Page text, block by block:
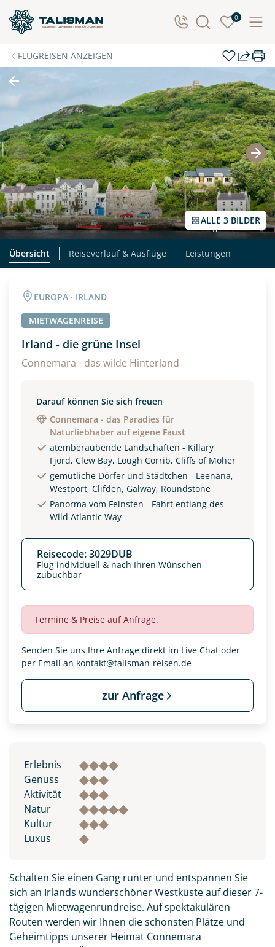
0
FLUGREISEN ANZEIGEN
ALLE 3 BILDER
© Big Smoke Studio
Übersicht Reiseverlauf & Ausflüge Leistungen
EUROPA · IRLAND
MIETWAGENREISE
Irland - die grüne Insel
Connemara - das wilde Hinterland
Darauf können Sie sich freuen
Connemara - das Paradies für
Naturliebhaber auf eigene Faust
atemberaubende Landschaften - Killary
Fjord, Clew Bay, Lough Corrib, Cliffs of Moher
gemütliche Dörfer und Städtchen - Leenana,
Westport, Clifden, Galway, Roundstone
Panorma vom Feinsten - Fahrt entlang des
Wild Atlantic Way
Reisecode: 3029DUB
Flug individuell & nach Ihren Wünschen
zubuchbar
Termine & Preise auf Anfrage.
Senden Sie uns Ihre Anfrage direkt im Live Chat oder
per Email an kontakt@talisman-reisen.de
zur Anfrage
Erlebnis
Genuss
Aktivität
Natur
Kultur
Luxus
Schalten Sie einen Gang runter und entspannen Sie
sich an Irlands wunderschöner Westküste auf dieser 7-
tägigen Mietwagenrundreise. Auf spektakulären
Routen werden wir Ihnen die schönsten Plätze und
Geheimtipps unserer Heimat Connemara
Individuelle Anfrage
Herzlichen Dank für Ihre Kontaktaufnahme! Ihr Urlaub
- so individuell wie Sie. Teilen Sie uns Ihre
Wunschtermine für die Reise mit. Wir prüfen die
Verfügbarkeit und kontaktieren Sie, um alles Weitere
zu besprechen. Gemeinsam gestalten wir Ihre
Traumreise.
Persönliche Daten
Vorname Nachname
E-Mail* Telefon
Alter
Unterkunft
EZ Familienzimmer
Reisebeginn
Option 2
Weitere Informationen
geschickt. Mit Absenden des Formulars, erklären Sie, dass
Sie dieDatenschutzerklärung
Kenntnis genommen und akzeptiert haben.